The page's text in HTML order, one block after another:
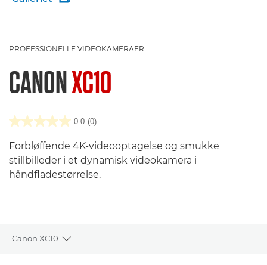
PROFESSIONELLE VIDEOKAMERAER
CANONXC10
0.0 (0)
Forbløffende 4K-videooptagelse og smukke
stillbilleder i et dynamisk videokamera i
håndfladestørrelse.
Canon XC10
Toggle breadcrumbs